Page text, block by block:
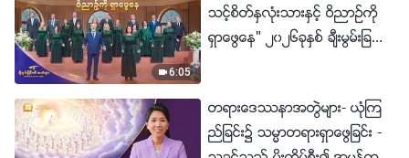
6:05
သင့္စိတ္ႏွလုံးသားႏွင့္ ဝိညာဥ္ကို
ရွာေဖြေန" ၂၀၂၆ခုႏွစ္ ခ်ီးမြမ္းျခ
တရားေဒႆနာအတြဲမ်ား- ယုံၾက
ည္ျခင္း၌ သမၼာတရားရွာေဖြျခင္း -